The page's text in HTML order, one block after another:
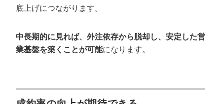
底上げにつながります。
中長期的に見れば、外注依存から脱却し、安定した営
業基盤を築くことが可能になります。